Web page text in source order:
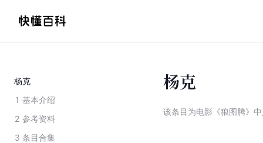
杨克
1 基本介绍
2 参考资料
3 条目合集
杨克
该条目为电影《狼图腾》